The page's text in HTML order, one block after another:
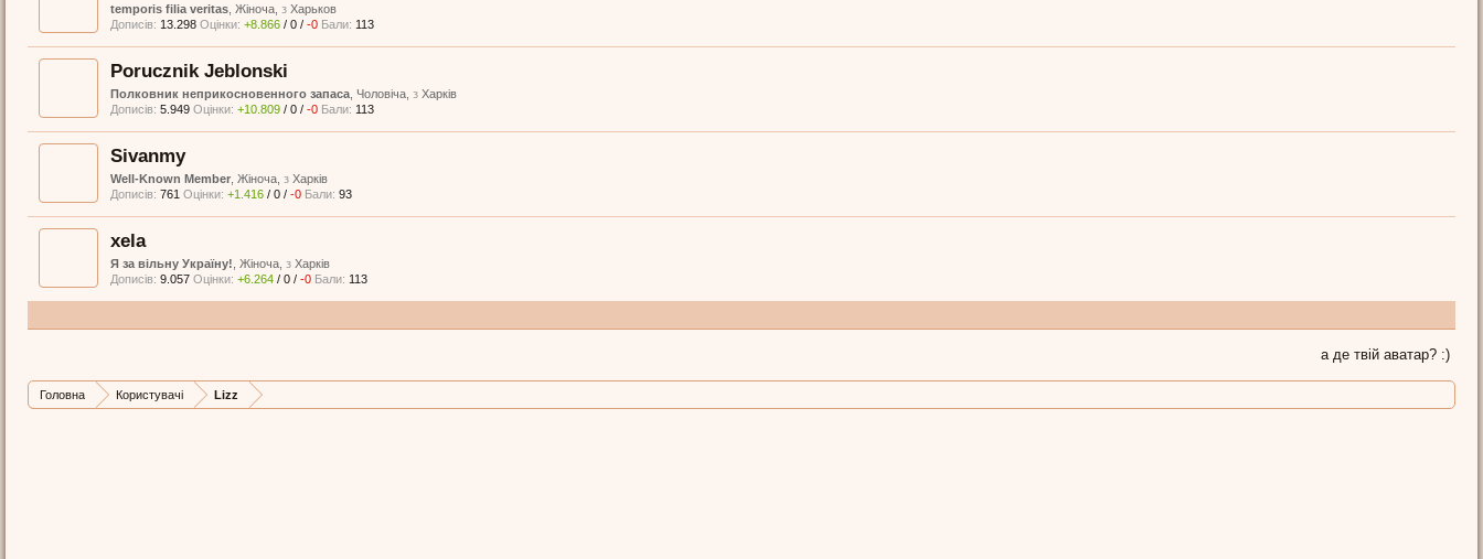
temporis filia veritas , Жіноча, з Харьков
Дописів: 13.298 Оцінки: +8.866 / 0 / -0 Бали: 113
Porucznik Jeblonski
Полковник неприкосновенного запаса , Чоловіча, з Харків
Дописів: 5.949 Оцінки: +10.809 / 0 / -0 Бали: 113
Sivanmy
Well-Known Member , Жіноча, з Харків
Дописів: 761 Оцінки: +1.416 / 0 / -0 Бали: 93
xela
Я за вільну Україну! , Жіноча, з Харків
Дописів: 9.057 Оцінки: +6.264 / 0 / -0 Бали: 113
а де твій аватар? :)
Головна Користувачі Lizz